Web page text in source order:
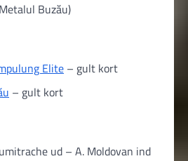
Buzău)
Elite – gult kort
– gult kort
ud – A. Moldovan ind